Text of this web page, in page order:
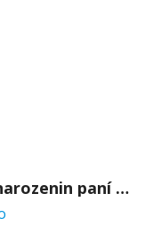
Oslava 101. narozenin paní Věry Skořepové